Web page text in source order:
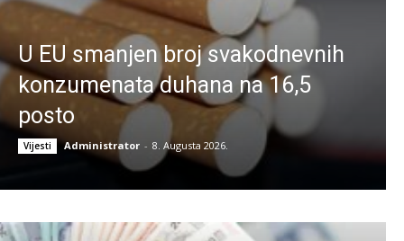
U EU smanjen broj svakodnevnih
konzumenata duhana na 16,5
posto
Vijesti Administrator - 8. Augusta 2026.